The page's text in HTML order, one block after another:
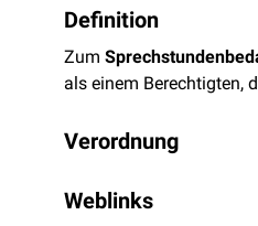
Definition
Zum
als einem Berechtigten,
Verordnung
Sprechstundenbedarf
Weblinks